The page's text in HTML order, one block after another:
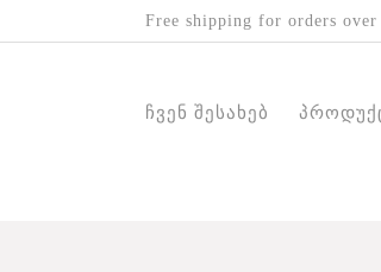
Free shipping for orders over
ჩვენ შესახებ